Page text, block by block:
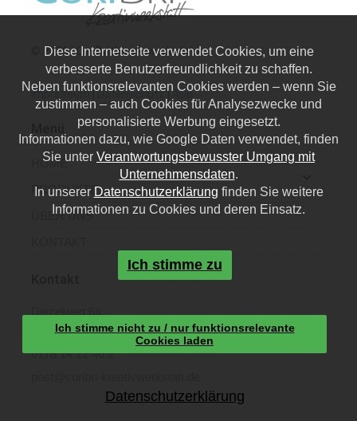
© 2026 | CoriBri Kreativwerkstatt
Impressum|Datenschutz|AGB
HOME
PRODUKTE
ÜBER UNS
40468 Düsseldorf
0178 14 22 40 2
Diese Internetseite verwendet Cookies, um eine
verbesserte Benutzerfreundlichkeit zu schaffen.
Neben funktionsrelevanten Cookies werden – wenn Sie
zustimmen – auch Cookies für Analysezwecke und
personalisierte Werbung eingesetzt.
Informationen dazu, wie Google Daten verwendet, finden
Sie unter Verantwortungsbewusster Umgang mit
Unternehmensdaten.
In unserer Datenschutzerklärung finden Sie weitere
Informationen zu Cookies und deren Einsatz.
Ich stimme zu
Ich stimme nicht zu / nur funktionsrelevante
Cookies laden
Datenschutzerklärung